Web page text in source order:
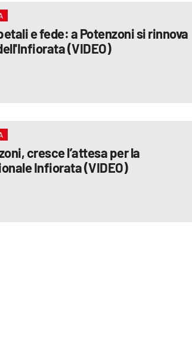
e fede: a Potenzoni si rinnova
(VIDEO)
cresce l’attesa per la
Infiorata (VIDEO)